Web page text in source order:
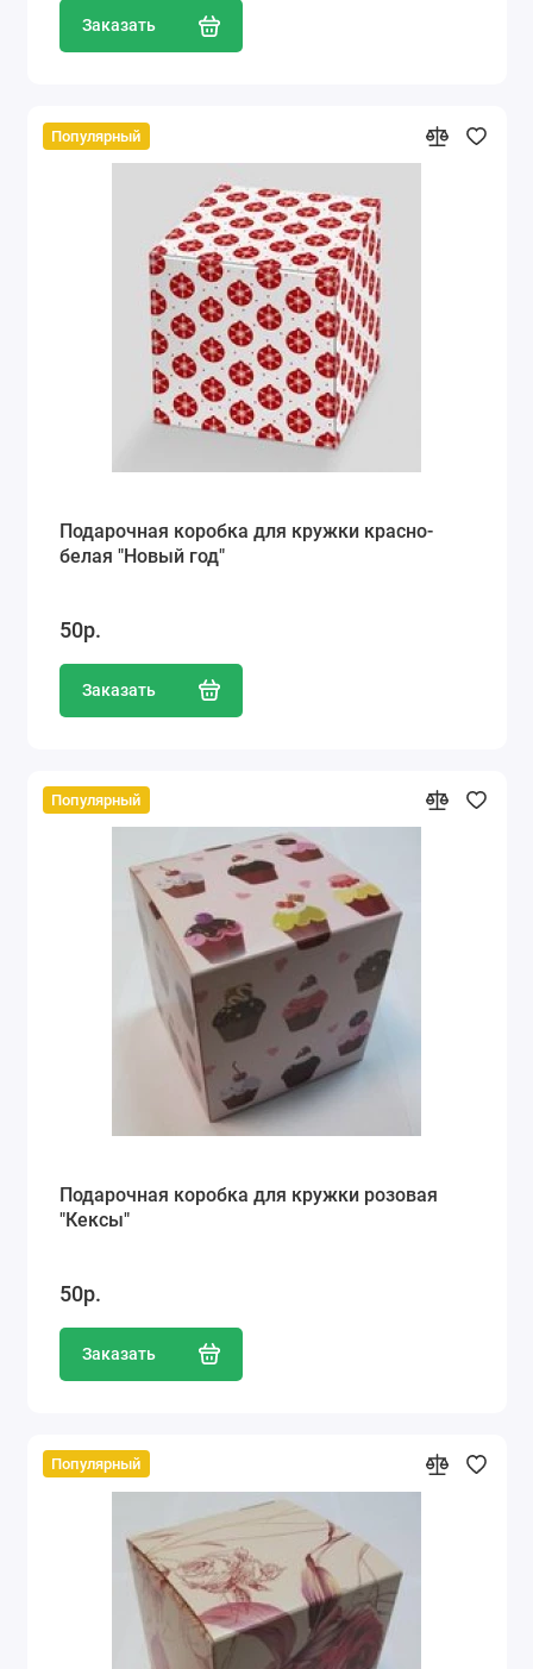
Заказать
Популярный
Подарочная коробка для кружки красно-
белая "Новый год"
50р.
Заказать
Популярный
Подарочная коробка для кружки розовая
"Кексы"
50р.
Заказать
Популярный